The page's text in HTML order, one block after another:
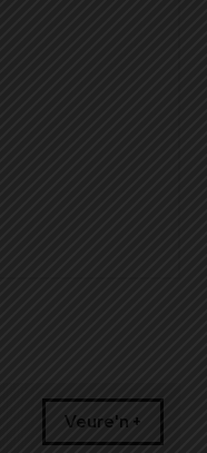
Veure'n +